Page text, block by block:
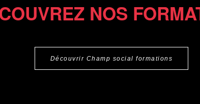
NOS
Découvrir Champ social formations